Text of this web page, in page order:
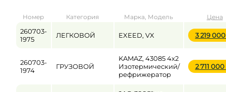
Пробег / Наработка
Цена
от до
Номер Категория Марка, Модель Цена
260703-
1975
ЛЕГКОВОЙ EXEED, VX 3 219
260703-
1974
ГРУЗОВОЙ
KAMAZ, 43085 4x2
Изотермический/
рефрижератор
2 711 000